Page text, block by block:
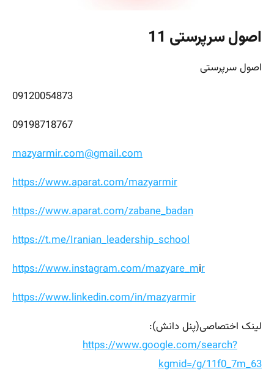
اصول سرپرستی 11
اصول سرپرستی
09120054873
09198718767
mazyarmir.com@gmail.com
https://www.aparat.com/mazyarmir
https://www.aparat.com/zabane_badan
https://t.me/Iranian_leadership_school
https://www.instagram.com/mazyare_mir
https://www.linkedin.com/in/mazyarmir
لینک اختصاصی(پنل دانش):
https://www.google.com/search?
kgmid=/g/11f0_7m_63